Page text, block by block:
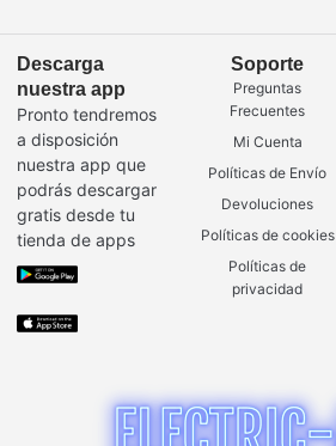
Descarga
nuestra app
Pronto tendremos
a disposición
nuestra app que
podrás descargar
gratis desde tu
tienda de apps
Soporte
Preguntas
Frecuentes
Mi Cuenta
Políticas de Envío
Devoluciones
Políticas de cookies
Políticas de
privacidad